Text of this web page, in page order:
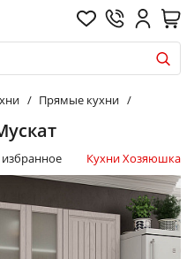
Прямые кухни
избранное Кухни Хозяюшка